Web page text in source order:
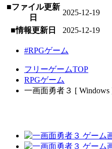
■ファイル更新
日
2025-12-19
■情報更新日 2025-12-19
#RPGゲーム
フリーゲームTOP
RPGゲーム
一画面勇者３ [ Windows